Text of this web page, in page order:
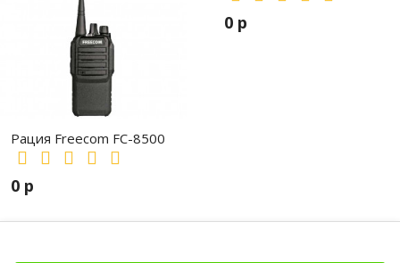
Рация Freecom FC-8500
0 р
0 р